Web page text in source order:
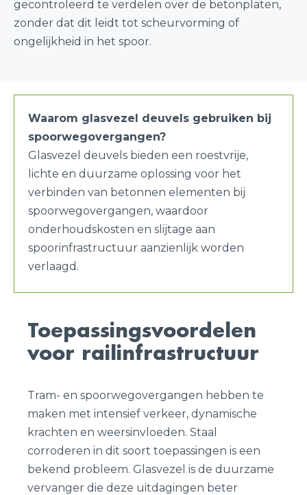
gecontroleerd te verdelen over de betonplaten,
zonder dat dit leidt tot scheurvorming of
ongelijkheid in het spoor.
Waarom glasvezel deuvels gebruiken bij
spoorwegovergangen?
Glasvezel deuvels bieden een roestvrije,
lichte en duurzame oplossing voor het
verbinden van betonnen elementen bij
spoorwegovergangen, waardoor
onderhoudskosten en slijtage aan
spoorinfrastructuur aanzienlijk worden
verlaagd.
Toepassingsvoordelen
voor railinfrastructuur
Tram- en spoorwegovergangen hebben te
maken met intensief verkeer, dynamische
krachten en weersinvloeden. Staal
corroderen in dit soort toepassingen is een
bekend probleem. Glasvezel is de duurzame
vervanger die deze uitdagingen beter